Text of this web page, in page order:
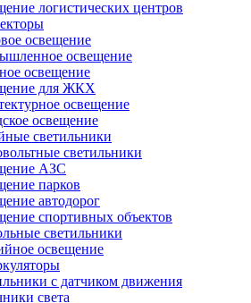
логистических центров
освещение
освещение
освещение
для ЖКХ
освещение
освещение
светильники
светильники
АЗС
парков
автодорог
спортивных объектов
светильники
освещение
с датчиком движения
света